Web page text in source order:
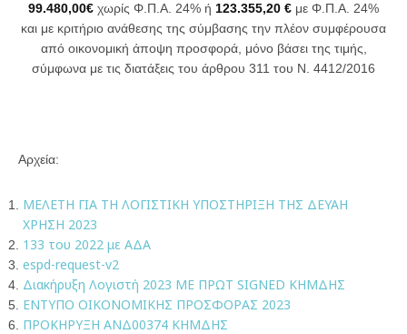
99.480,00€ χωρίς Φ.Π.Α. 24% ή 123.355,20 € με Φ.Π.Α. 24%
και με κριτήριο ανάθεσης της σύμβασης την πλέον συμφέρουσα
από οικονομική άποψη προσφορά, μόνο βάσει της τιμής,
σύμφωνα με τις διατάξεις του άρθρου 311 του Ν. 4412/2016
Αρχεία:
ΜΕΛΕΤΗ ΓΙΑ ΤΗ ΛΟΓΙΣΤΙΚΗ ΥΠΟΣΤΗΡΙΞΗ ΤΗΣ ΔΕΥΑΗ
ΧΡΗΣΗ 2023
133 του 2022 με ΑΔΑ
espd-request-v2
Διακήρυξη Λογιστή 2023 ΜΕ ΠΡΩΤ SIGNED ΚΗΜΔΗΣ
ΕΝΤΥΠΟ ΟΙΚΟΝΟΜΙΚΗΣ ΠΡΟΣΦΟΡΑΣ 2023
ΠΡΟΚΗΡΥΞΗ ΑΝΔ00374 ΚΗΜΔΗΣ